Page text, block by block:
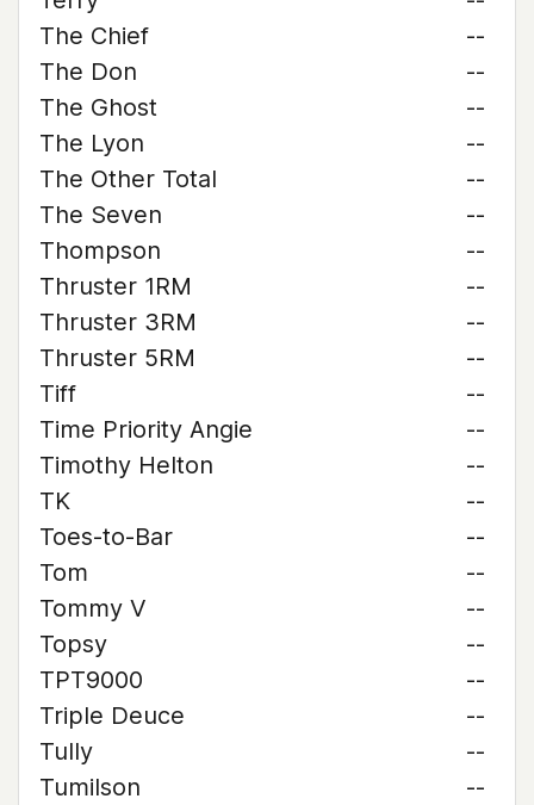
The Chief
--
The Don
--
The Ghost
--
The Lyon
--
The Other Total
--
The Seven
--
Thompson
--
Thruster 1RM
--
Thruster 3RM
--
Thruster 5RM
--
Tiff
--
Time Priority Angie
--
Timothy Helton
--
TK
--
Toes-to-Bar
--
Tom
--
Tommy V
--
Topsy
--
TPT9000
--
Triple Deuce
--
Tully
--
Tumilson
--